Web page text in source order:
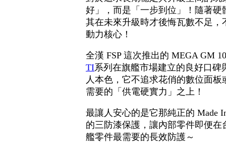
好」，而是「一步到位」！隨著
其在未來升級時才後悔瓦數不足
動力核心！
全漢 FSP 這次推出的 MEGA GM
TI系列在旗艦市場建立的良好口
人本色，它不追求花俏的數位面
需要的「供電硬實力」之上！
最讓人安心的是它那純正的 Made
的三防漆保護，讓內部零件即便
艦零件最需要的長效防護～